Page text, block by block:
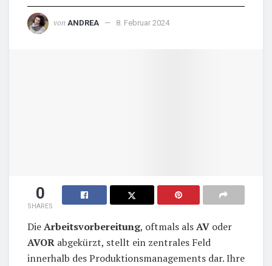
von ANDREA 8. Februar 2024
0
SHARES
DieArbeitsvorbereitung, oftmals alsAV oder
AVOR abgekürzt, stellt ein zentrales Feld
innerhalb des Produktionsmanagements dar. Ihre